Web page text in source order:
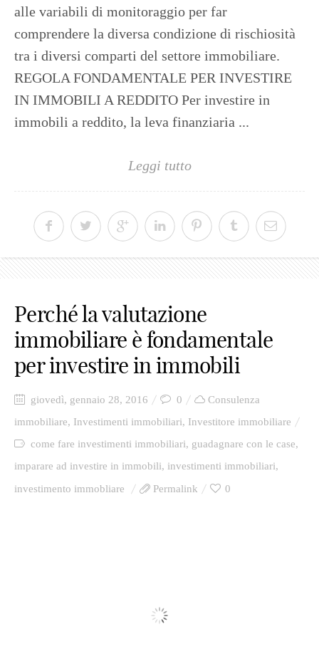
alle variabili di monitoraggio per far
comprendere la diversa condizione di rischiosità
tra i diversi comparti del settore immobiliare.
REGOLA FONDAMENTALE PER INVESTIRE
IN IMMOBILI A REDDITO Per investire in
immobili a reddito, la leva finanziaria ...
Leggi tutto
Perché la valutazione
immobiliare è fondamentale
per investire in immobili
giovedì, gennaio 28, 2016 0
Consulenza
immobiliare, Investimenti immobiliari, Investitore immobiliare
come fare investimenti immobiliari, guadagnare con le case,
imparare ad investire in immobili, investimenti immobiliari,
investimento immobliare
Permalink 0